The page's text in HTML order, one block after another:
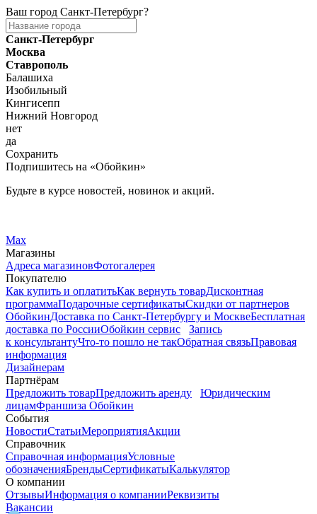
Ваш город Санкт-Петербург?
Санкт-Петербург
Москва
Ставрополь
Балашиха
Изобильный
Кингисепп
Нижний Новгород
нет
да
Сохранить
Подпишитесь на «Обойкин»
Будьте в курсе новостей, новинок и акций.
Max
Магазины
Адреса магазиновФотогалерея
Покупателю
Как купить и оплатитьКак вернуть товарДисконтная
программаПодарочные сертификатыСкидки от партнеров
ОбойкинДоставка по Санкт-Петербургу и МосквеБесплатная
доставка по РоссииОбойкин сервис
Запись
к консультантуЧто-то пошло не такОбратная связьПравовая
информация
Дизайнерам
Партнёрам
Предложить товарПредложить аренду
Юридическим
лицамФраншиза Обойкин
События
НовостиСтатьиМероприятияАкции
Справочник
Справочная информацияУсловные
обозначенияБрендыСертификатыКалькулятор
О компании
ОтзывыИнформация о компанииРеквизиты
Вакансии